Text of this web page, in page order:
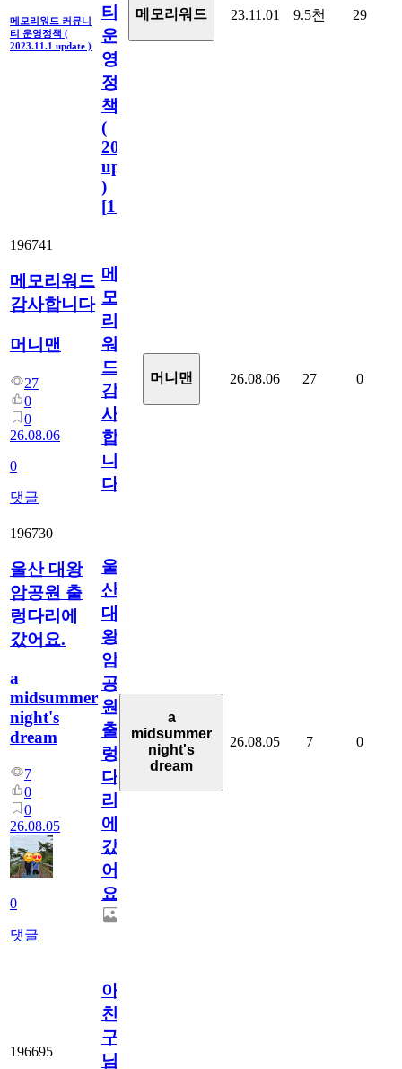
메모리워드 커뮤니
티 운영정책 (
2023.11.1 update )
티
운
영
정
책
(
2023.11.1
update
)
[110
메모리워드 23.11.01 9.5천 29
196741
메모리워드
감사합니다
머니맨
27
0
0
26.08.06
0
댓글
메
모
리
워
드
감
사
합
니
다
머니맨 26.08.06 27 0
196730
울산 대왕
암공원 출
렁다리에
갔어요.
a
midsummer
night's
dream
7
0
0
26.08.05
0
댓글
울
산
대
왕
암
공
원
출
렁
다
리
에
갔
어
요.
a
midsummer
night's
dream
26.08.05 7 0
196695
아.
친
구
님